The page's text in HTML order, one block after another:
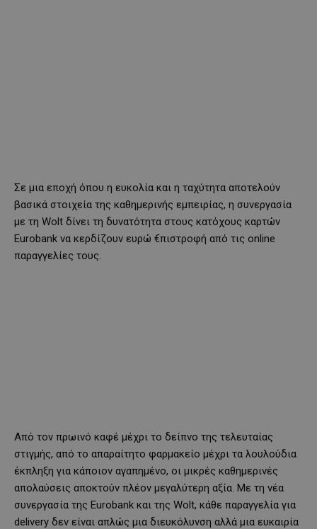
Σε μια εποχή όπου η ευκολία και η ταχύτητα αποτελούν
βασικά στοιχεία της καθημερινής εμπειρίας, η συνεργασία
με τη Wolt δίνει τη δυνατότητα στους κατόχους καρτών
Eurobank να κερδίζουν ευρώ €πιστροφή από τις online
παραγγελίες τους.
Από τον πρωινό καφέ μέχρι το δείπνο της τελευταίας
στιγμής, από το απαραίτητο φαρμακείο μέχρι τα λουλούδια
έκπληξη για κάποιον αγαπημένο, οι μικρές καθημερινές
απολαύσεις αποκτούν πλέον μεγαλύτερη αξία. Με τη νέα
συνεργασία της Eurobank και της Wolt, κάθε παραγγελία για
delivery δεν είναι απλώς μια διευκόλυνση αλλά μια ευκαιρία